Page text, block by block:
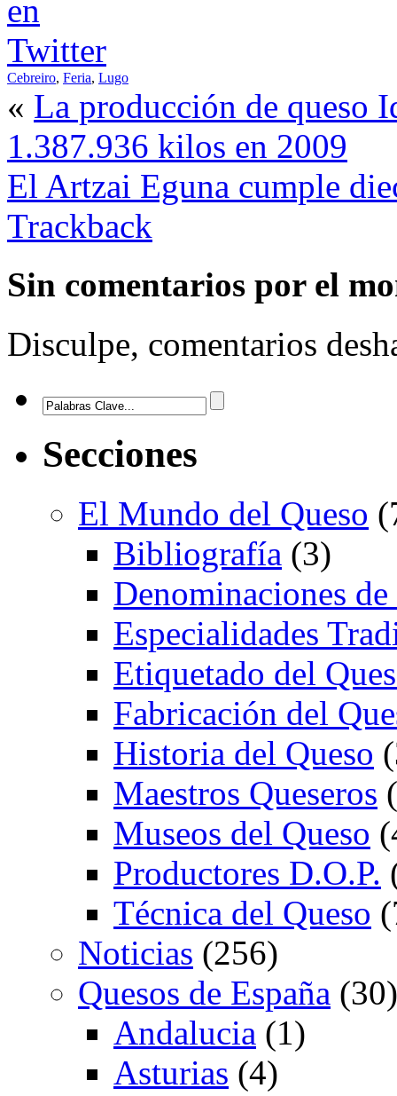
Cebreiro, Feria, Lugo
« La producción de queso
1.387.936 kilos en 2009
El Artzai Eguna cumple
Trackback
Sin comentarios por el
Disculpe, comentarios
Secciones
El Mundo del Queso
Bibliografía (3)
Denominaciones
Especialidades
Etiquetado del
Fabricación del
Historia del Queso
Maestros Queseros
Museos del Queso
Productores D.O.P.
Técnica del Queso
Noticias (256)
Quesos de España (30)
Andalucia (1)
Asturias (4)